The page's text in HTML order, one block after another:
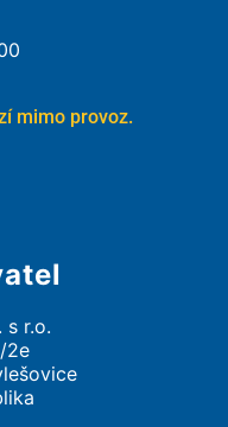
mimo provoz.
s r.o.
2e